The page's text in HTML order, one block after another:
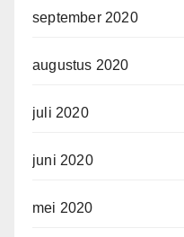
september 2020
augustus 2020
juli 2020
juni 2020
mei 2020